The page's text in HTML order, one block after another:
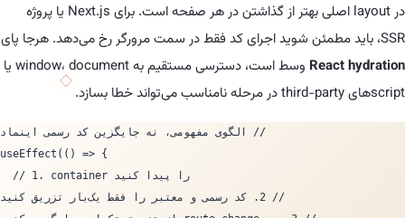
در layout اصلی بهتر از گذاشتن در هر صفحه است. برای Next.js یا پروژه
وسط است، دسترسی مستقیم به window، document یا
useEffect(() => {
  // 1. container را پیدا کنید